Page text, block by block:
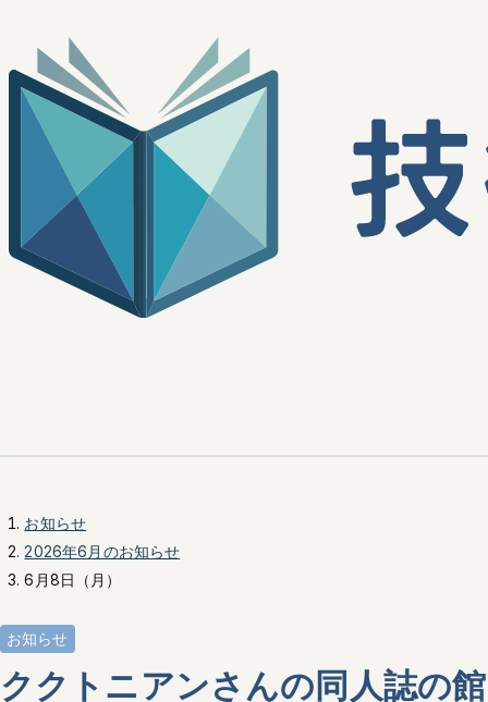
お知らせ
2026年6月のお知らせ
6月8日（月）
お知らせ
ククトニアンさんの同人誌の館